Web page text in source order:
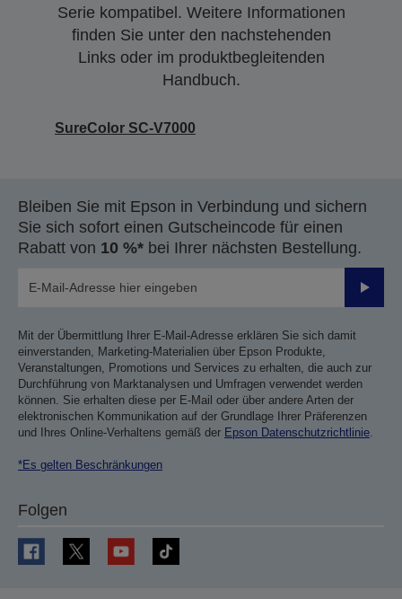
Serie kompatibel. Weitere Informationen
finden Sie unter den nachstehenden
Links oder im produktbegleitenden
Handbuch.
SureColor SC-V7000
Bleiben Sie mit Epson in Verbindung und sichern
Sie sich sofort einen Gutscheincode für einen
Rabatt von 10 %* bei Ihrer nächsten Bestellung.
Mit der Übermittlung Ihrer E-Mail-Adresse erklären Sie sich damit
einverstanden, Marketing-Materialien über Epson Produkte,
Veranstaltungen, Promotions und Services zu erhalten, die auch zur
Durchführung von Marktanalysen und Umfragen verwendet werden
können. Sie erhalten diese per E-Mail oder über andere Arten der
elektronischen Kommunikation auf der Grundlage Ihrer Präferenzen
und Ihres Online-Verhaltens gemäß der Epson Datenschutzrichtlinie
*Es gelten Beschränkungen
Folgen